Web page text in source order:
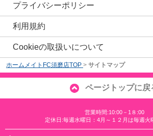
プライバシーポリシー
利用規約
Cookieの取扱いについて
ホームメイトFC須磨店TOP > サイトマップ
ページトップに戻
営業時間:10:00－1８:00
定休日:毎週水曜日：4月～１２月は毎週火